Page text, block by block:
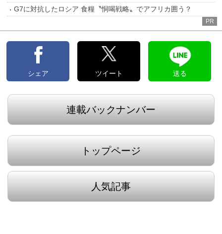
G7に対抗したロシア 食糧〝恫喝戦略〟でアフリカ囲う？
PR
シェア ツイート 送る
連載バックナンバー
トップページ
人気記事